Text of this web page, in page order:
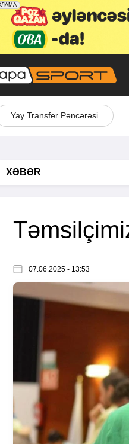
Yay Transfer Pəncərəsi
XƏBƏR
07.06.2025 - 13:53